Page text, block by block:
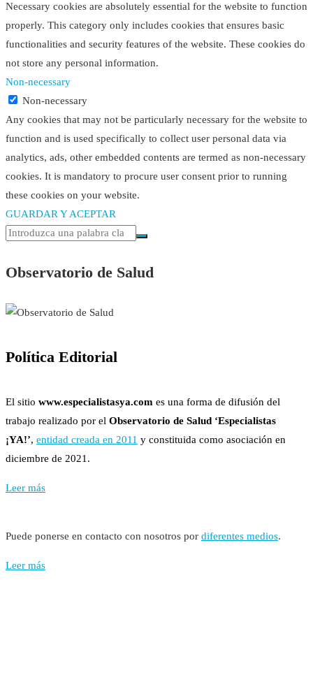
Necessary cookies are absolutely essential for the website to function
properly. This category only includes cookies that ensures basic
functionalities and security features of the website. These cookies do
not store any personal information.
Non-necessary
Non-necessary
Any cookies that may not be particularly necessary for the website to
function and is used specifically to collect user personal data via
analytics, ads, other embedded contents are termed as non-necessary
cookies. It is mandatory to procure user consent prior to running
these cookies on your website.
GUARDAR Y ACEPTAR
Observatorio de Salud
Política Editorial
El sitio www.especialistasya.com es una forma de difusión del
trabajo realizado por el Observatorio de Salud ‘Especialistas
¡YA!’, entidad creada en 2011 y constituida como asociación en
diciembre de 2021.
Leer más
Puede ponerse en contacto con nosotros por diferentes medios.
Leer más